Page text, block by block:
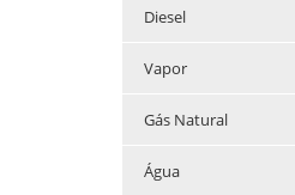
Diesel
Vapor
Gás Natural
Água